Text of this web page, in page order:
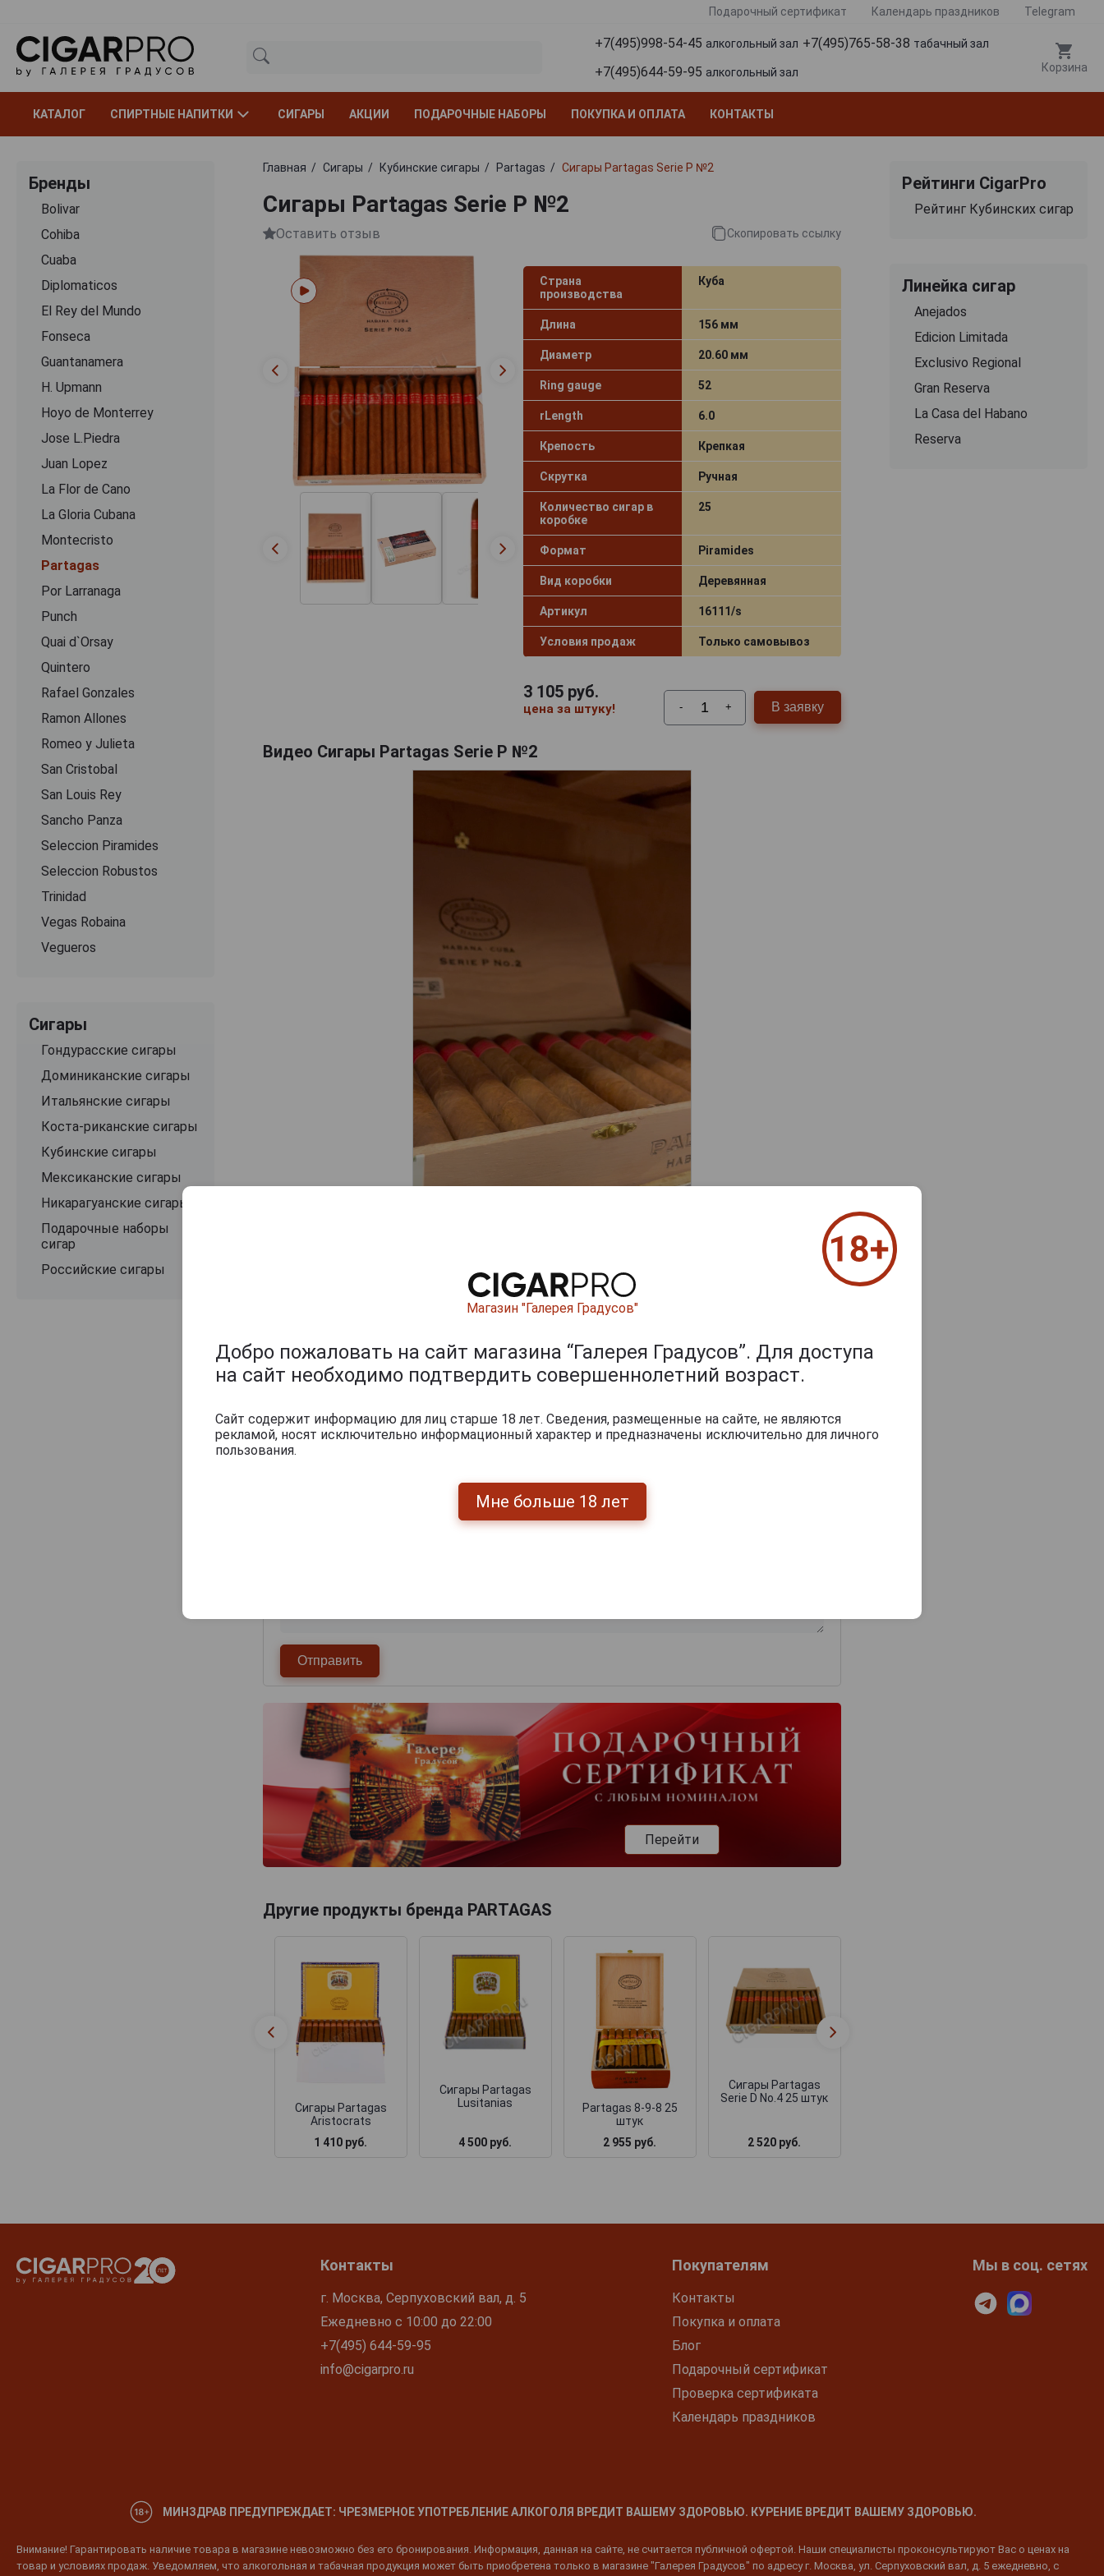
Подарочный сертификат Календарь праздников Telegram
+7(495)998-54-45 алкогольный зал +7(495)765-58-38 табачный зал
+7(495)644-59-95 алкогольный зал Корзина
КАТАЛОГ СПИРТНЫЕ НАПИТКИ СИГАРЫ АКЦИИ ПОДАРОЧНЫЕ НАБОРЫ ПОКУПКА И ОПЛАТА КОНТАКТЫ
Бренды
Bolivar
Cohiba
Cuaba
Diplomaticos
El Rey del Mundo
Fonseca
Guantanamera
H. Upmann
Hoyo de Monterrey
Jose L.Piedra
Juan Lopez
La Flor de Cano
La Gloria Cubana
Montecristo
Partagas
Por Larranaga
Punch
Quai d`Orsay
Quintero
Rafael Gonzales
Ramon Allones
Romeo y Julieta
San Cristobal
San Louis Rey
Sancho Panza
Seleccion Piramides
Seleccion Robustos
Trinidad
Vegas Robaina
Vegueros
Сигары
Гондурасские сигары
Доминиканские сигары
Итальянские сигары
Коста-риканские сигары
Кубинские сигары
Мексиканские сигары
Никарагуанские сигары
Подарочные наборы
сигар
Российские сигары
Главная Сигары Кубинские сигары Partagas Сигары Partagas Serie P №2
Сигары Partagas Serie P №2
Оставить отзыв Скопировать ссылку
Страна
производства
Куба
Длина 156 мм
Диаметр 20.60 мм
Ring gauge 52
rLength 6.0
Крепость Крепкая
Скрутка Ручная
Количество сигар в
коробке
25
Формат Piramides
Вид коробки Деревянная
Артикул 16111/s
Условия продаж Только самовывоз
3 105руб.
цена за штуку! - + В заявку
Видео Сигары Partagas Serie P №2
Перейти
Другие продукты бренда PARTAGAS
Сигары Partagas
Aristocrats
1 410 руб.
Сигары Partagas
Lusitanias
4 500 руб.
Partagas 8-9-8 25
штук
2 955 руб.
Сигары Partagas
Serie D No.4 25 штук
2 520 руб.
Рейтинги CigarPro
Рейтинг Кубинских сигар
Линейка сигар
Anejados
Edicion Limitada
Exclusivo Regional
Gran Reserva
La Casa del Habano
Reserva
Контакты
г. Москва, Серпуховский вал, д. 5
Ежедневно с 10:00 до 22:00
+7(495) 644-59-95
info@cigarpro.ru
Покупателям
Контакты
Покупка и оплата
Блог
Подарочный сертификат
Проверка сертификата
Календарь праздников
Мы в соц. сетях
МИНЗДРАВ ПРЕДУПРЕЖДАЕТ: ЧРЕЗМЕРНОЕ УПОТРЕБЛЕНИЕ АЛКОГОЛЯ ВРЕДИТ ВАШЕМУ ЗДОРОВЬЮ. КУРЕНИЕ ВРЕДИТ ВАШЕМУ ЗДОРОВЬЮ.
Внимание! Гарантировать наличие товара в магазине невозможно без его бронирования. Информация, данная на сайте, не считается публичной офертой. Наши специалисты проконсультируют Вас о ценах на
товар и условиях продаж. Уведомляем, что алкогольная и табачная продукция может быть приобретена только в магазине "Галерея Градусов" по адресу г. Москва, ул. Серпуховский вал, д. 5 ежедневно, с
Магазин "Галерея Градусов"
Добро пожаловать на сайт магазина “Галерея Градусов”. Для доступа
на сайт необходимо подтвердить совершеннолетний возраст.
Сайт содержит информацию для лиц старше 18 лет. Сведения, размещенные на сайте, не являются
рекламой, носят исключительно информационный характер и предназначены исключительно для личного
пользования.
Мне больше 18 лет